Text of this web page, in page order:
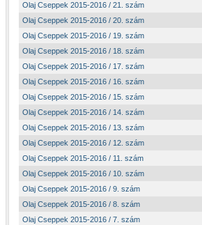
Olaj Cseppek 2015-2016 / 21. szám
Olaj Cseppek 2015-2016 / 20. szám
Olaj Cseppek 2015-2016 / 19. szám
Olaj Cseppek 2015-2016 / 18. szám
Olaj Cseppek 2015-2016 / 17. szám
Olaj Cseppek 2015-2016 / 16. szám
Olaj Cseppek 2015-2016 / 15. szám
Olaj Cseppek 2015-2016 / 14. szám
Olaj Cseppek 2015-2016 / 13. szám
Olaj Cseppek 2015-2016 / 12. szám
Olaj Cseppek 2015-2016 / 11. szám
Olaj Cseppek 2015-2016 / 10. szám
Olaj Cseppek 2015-2016 / 9. szám
Olaj Cseppek 2015-2016 / 8. szám
Olaj Cseppek 2015-2016 / 7. szám